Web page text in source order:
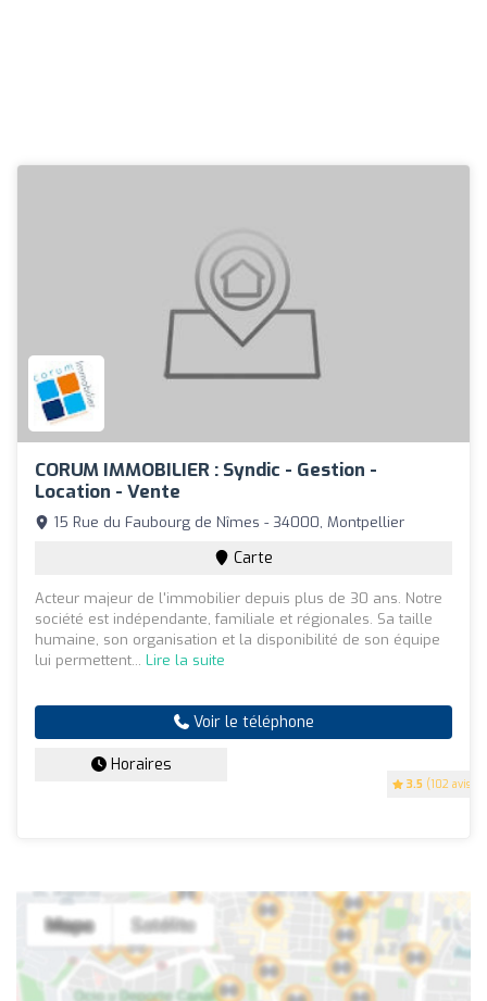
CORUM IMMOBILIER : Syndic - Gestion -
Location - Vente
3.5 (102 avis)
15 Rue du Faubourg de Nîmes - 34000, Montpellier
Carte
Acteur majeur de l'immobilier depuis plus de 30 ans. Notre
société est indépendante, familiale et régionales. Sa taille
humaine, son organisation et la disponibilité de son équipe
lui permettent... Lire la suite
Voir le téléphone
Horaires